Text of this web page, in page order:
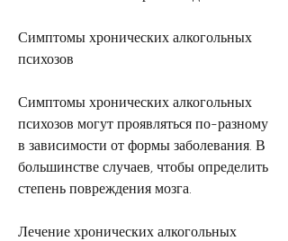
Симптомы хронических алкогольных
психозов
Симптомы хронических алкогольных
психозов могут проявляться по-разному
в зависимости от формы заболевания. В
большинстве случаев, чтобы определить
степень повреждения мозга.
Лечение хронических алкогольных